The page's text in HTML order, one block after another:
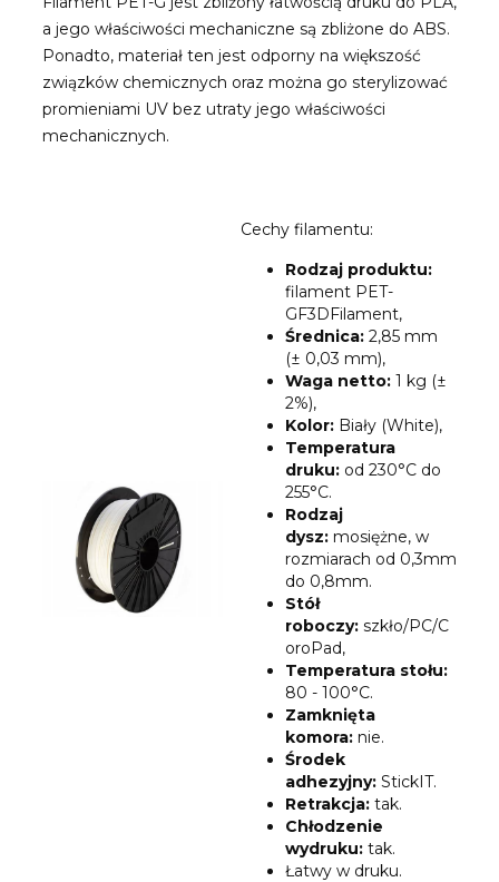
a jego właściwości mechaniczne są zbliżone do ABS.
Ponadto, materiał ten jest odporny na większość
związków chemicznych oraz można go sterylizować
promieniami UV bez utraty jego właściwości
mechanicznych.
Cechy filamentu:
Rodzaj produktu:
filament PET-
GF3DFilament,
Średnica: 2,85 mm
(± 0,03 mm),
Waga netto: 1 kg (±
2%),
Kolor: Biały (White),
Temperatura
druku: od 230°C do
255°C.
Rodzaj
dysz: mosiężne, w
rozmiarach od 0,3mm
do 0,8mm.
Stół
roboczy: szkło/PC/C
oroPad,
Temperatura stołu:
80 - 100°C.
Zamknięta
komora: nie.
Środek
adhezyjny: StickIT.
Retrakcja: tak.
Chłodzenie
wydruku: tak.
Łatwy w druku.